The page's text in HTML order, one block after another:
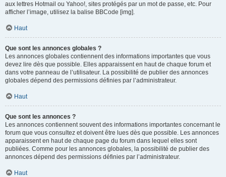
aux lettres Hotmail ou Yahoo!, sites protégés par un mot de passe, etc. Pour
afficher l’image, utilisez la balise BBCode [img].
Haut
Que sont les annonces globales ?
Les annonces globales contiennent des informations importantes que vous
devez lire dès que possible. Elles apparaissent en haut de chaque forum et
dans votre panneau de l’utilisateur. La possibilité de publier des annonces
globales dépend des permissions définies par l’administrateur.
Haut
Que sont les annonces ?
Les annonces contiennent souvent des informations importantes concernant le
forum que vous consultez et doivent être lues dès que possible. Les annonces
apparaissent en haut de chaque page du forum dans lequel elles sont
publiées. Comme pour les annonces globales, la possibilité de publier des
annonces dépend des permissions définies par l’administrateur.
Haut